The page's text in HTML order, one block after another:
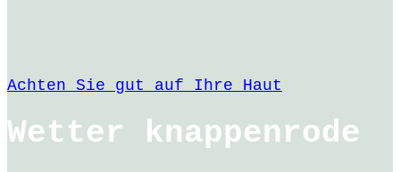
Achten Sie gut auf Ihre Haut
Wetter knappenrode